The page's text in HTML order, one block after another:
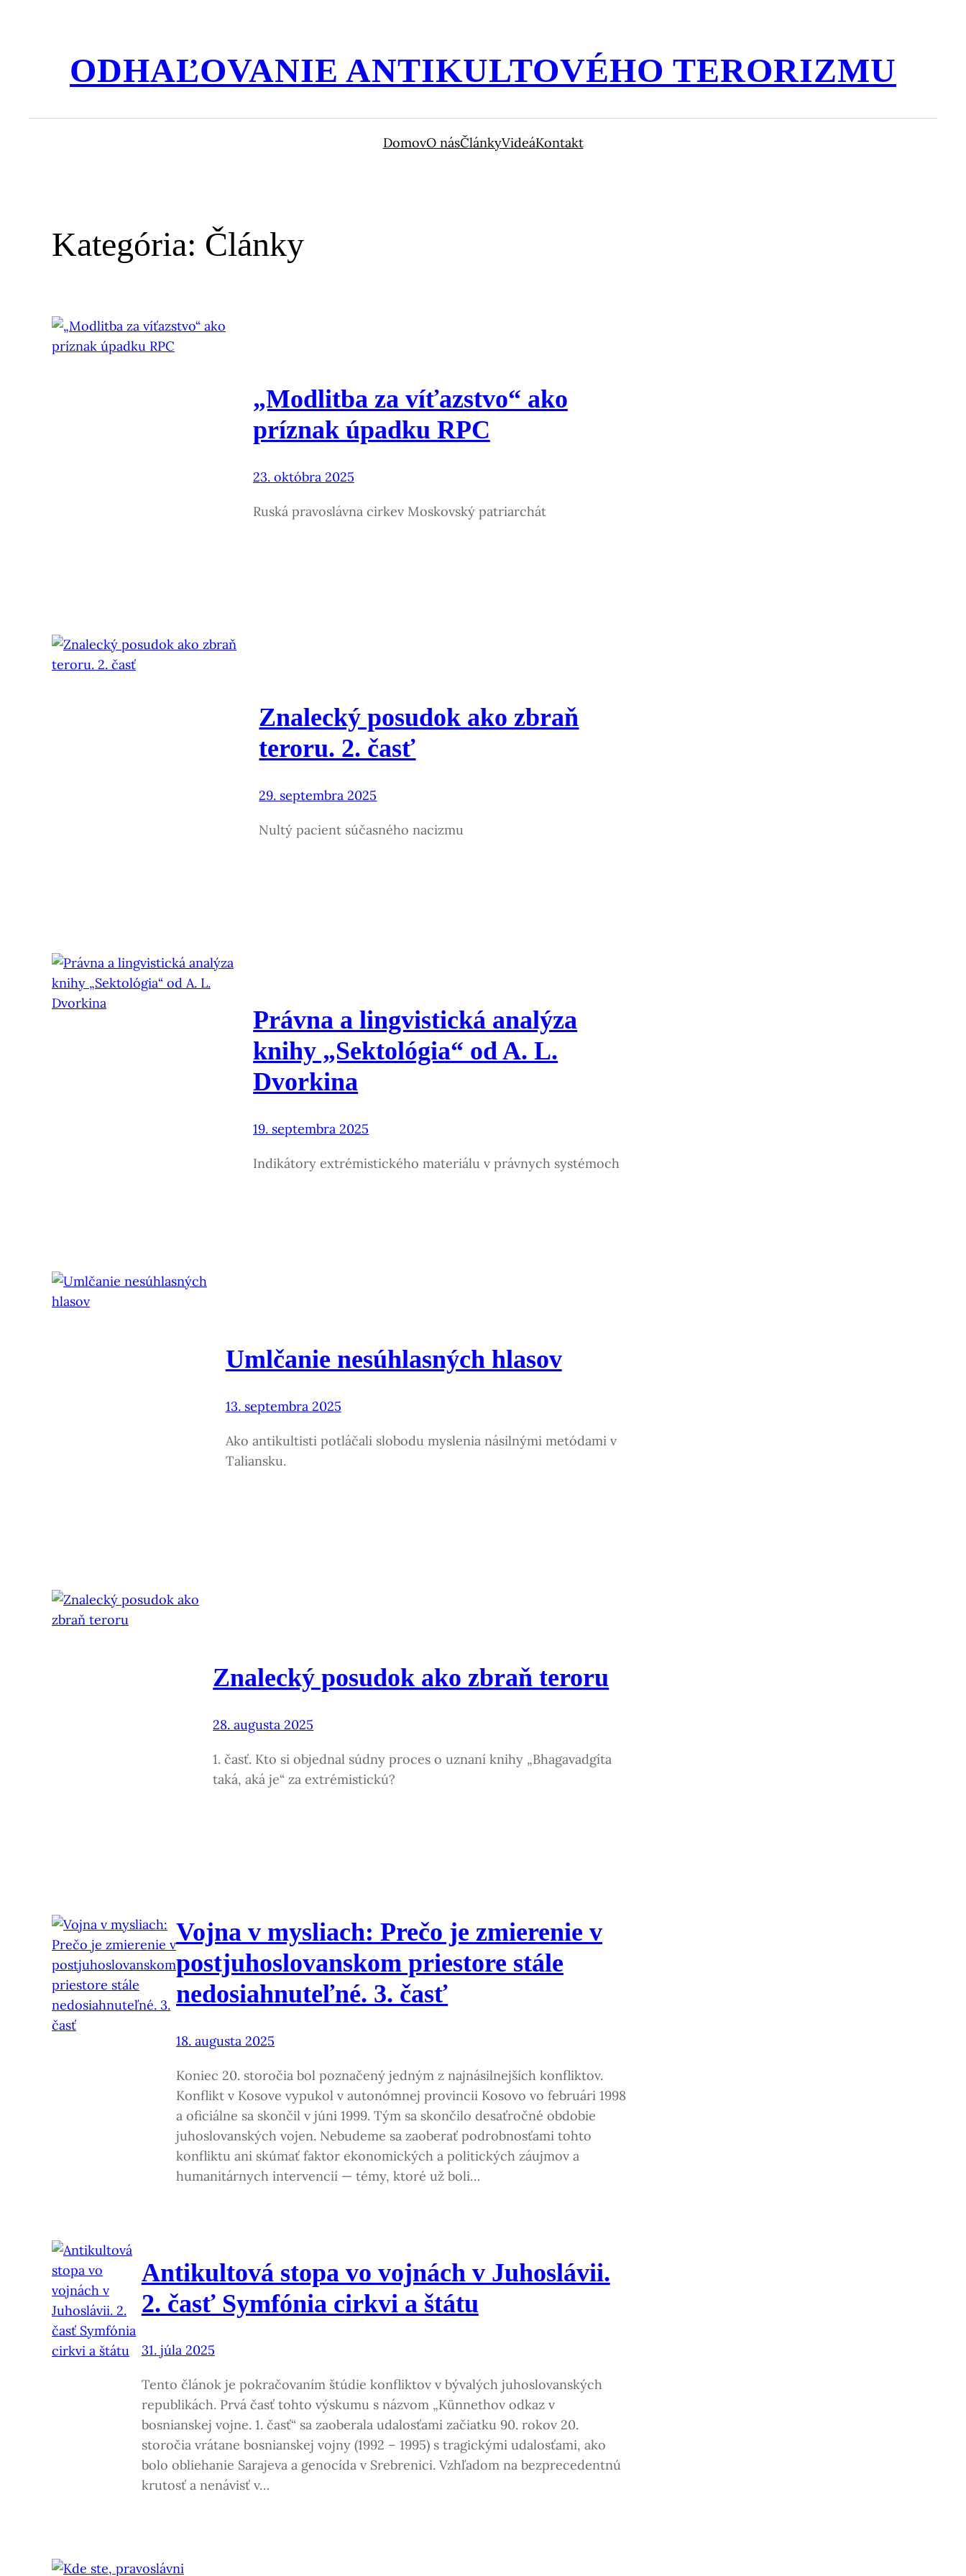
ODHAĽOVANIE ANTIKULTOVÉHO TERORIZMU
DomovO násČlánkyVideáKontakt
Kategória: Články
„Modlitba za víťazstvo“ ako
príznak úpadku RPC
23. októbra 2025
Ruská pravoslávna cirkev Moskovský patriarchát
Znalecký posudok ako zbraň
teroru. 2. časť
29. septembra 2025
Nultý pacient súčasného nacizmu
Právna a lingvistická analýza
knihy „Sektológia“ od A. L.
Dvorkina
19. septembra 2025
Indikátory extrémistického materiálu v právnych systémoch
Umlčanie nesúhlasných hlasov
13. septembra 2025
Ako antikultisti potláčali slobodu myslenia násilnými metódami v
Taliansku.
Znalecký posudok ako zbraň teroru
28. augusta 2025
1. časť. Kto si objednal súdny proces o uznaní knihy „Bhagavadgíta
taká, aká je“ za extrémistickú?
Vojna v mysliach: Prečo je zmierenie v
postjuhoslovanskom priestore stále
nedosiahnuteľné. 3. časť
18. augusta 2025
Koniec 20. storočia bol poznačený jedným z najnásilnejších konfliktov.
Konflikt v Kosove vypukol v autonómnej provincii Kosovo vo februári 1998
a oficiálne sa skončil v júni 1999. Tým sa skončilo desaťročné obdobie
juhoslovanských vojen. Nebudeme sa zaoberať podrobnosťami tohto
konfliktu ani skúmať faktor ekonomických a politických záujmov a
humanitárnych intervencií — témy, ktoré už boli…
Antikultová stopa vo vojnách v Juhoslávii.
2. časť Symfónia cirkvi a štátu
31. júla 2025
Tento článok je pokračovaním štúdie konfliktov v bývalých juhoslovanských
republikách. Prvá časť tohto výskumu s názvom „Künnethov odkaz v
bosnianskej vojne. 1. časť“ sa zaoberala udalosťami začiatku 90. rokov 20.
storočia vrátane bosnianskej vojny (1992 – 1995) s tragickými udalosťami, ako
bolo obliehanie Sarajeva a genocída v Srebrenici. Vzhľadom na bezprecedentnú
krutosť a nenávisť v…